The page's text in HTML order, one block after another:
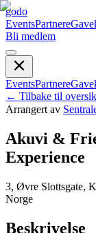
godo
EventsPartnere
Bli medlem
EventsPartnere
← Tilbake til
Arrangert av
Akuvi &
Experience
3, Øvre Slottsgate,
Norge
Beskrivelse